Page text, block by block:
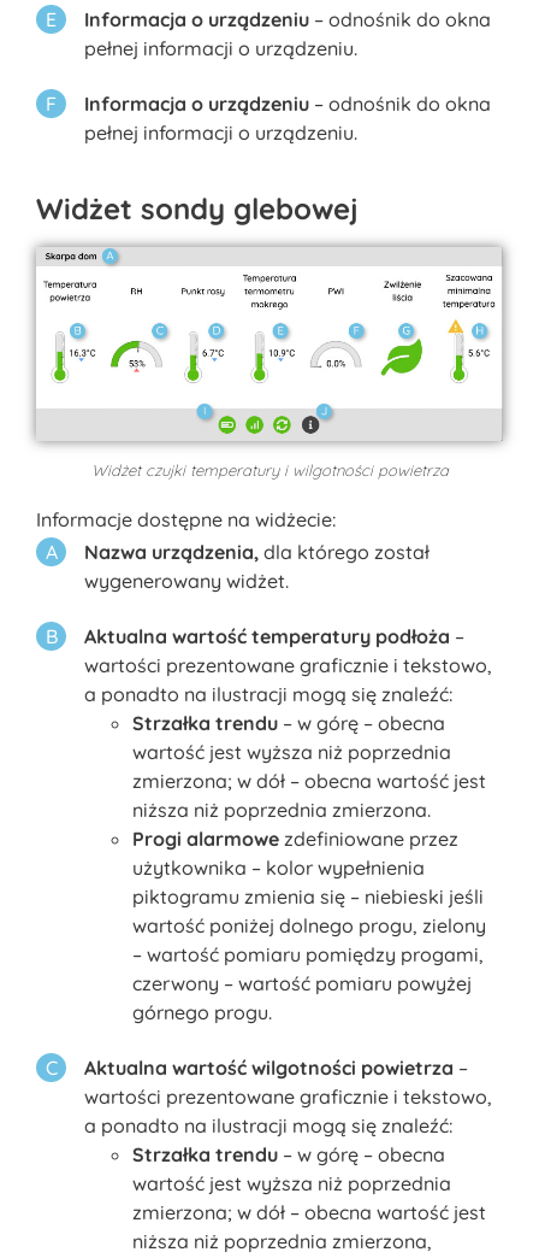
Informacja o urządzeniu – odnośnik do okna
pełnej informacji o urządzeniu.
Informacja o urządzeniu – odnośnik do okna
pełnej informacji o urządzeniu.
Widżet sondy glebowej
Widżet czujki temperatury i wilgotności powietrza
Informacje dostępne na widżecie:
Nazwa urządzenia, dla którego został
wygenerowany widżet.
Aktualna wartość temperatury podłoża –
wartości prezentowane graficznie i tekstowo,
a ponadto na ilustracji mogą się znaleźć:
Strzałka trendu – w górę – obecna
wartość jest wyższa niż poprzednia
zmierzona; w dół – obecna wartość jest
niższa niż poprzednia zmierzona.
Progi alarmowe zdefiniowane przez
użytkownika – kolor wypełnienia
piktogramu zmienia się – niebieski jeśli
wartość poniżej dolnego progu, zielony
– wartość pomiaru pomiędzy progami,
czerwony – wartość pomiaru powyżej
górnego progu.
Aktualna wartość wilgotności powietrza –
wartości prezentowane graficznie i tekstowo,
a ponadto na ilustracji mogą się znaleźć:
Strzałka trendu – w górę – obecna
wartość jest wyższa niż poprzednia
zmierzona; w dół – obecna wartość jest
niższa niż poprzednia zmierzona,